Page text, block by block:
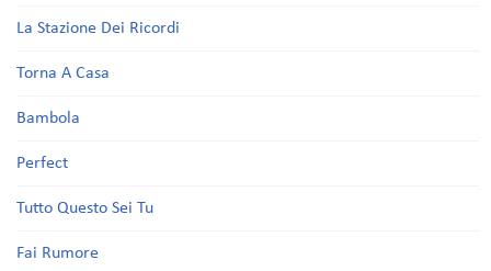
La Stazione Dei Ricordi
Torna A Casa
Bambola
Perfect
Tutto Questo Sei Tu
Fai Rumore